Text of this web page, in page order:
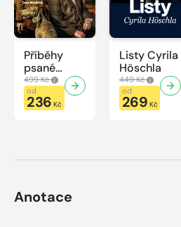
Příběhy
psané
modrou
krví
499 Kč
od
236 Kč
Listy Cyrila
Höschla
449 Kč
od
269 Kč
Anotace